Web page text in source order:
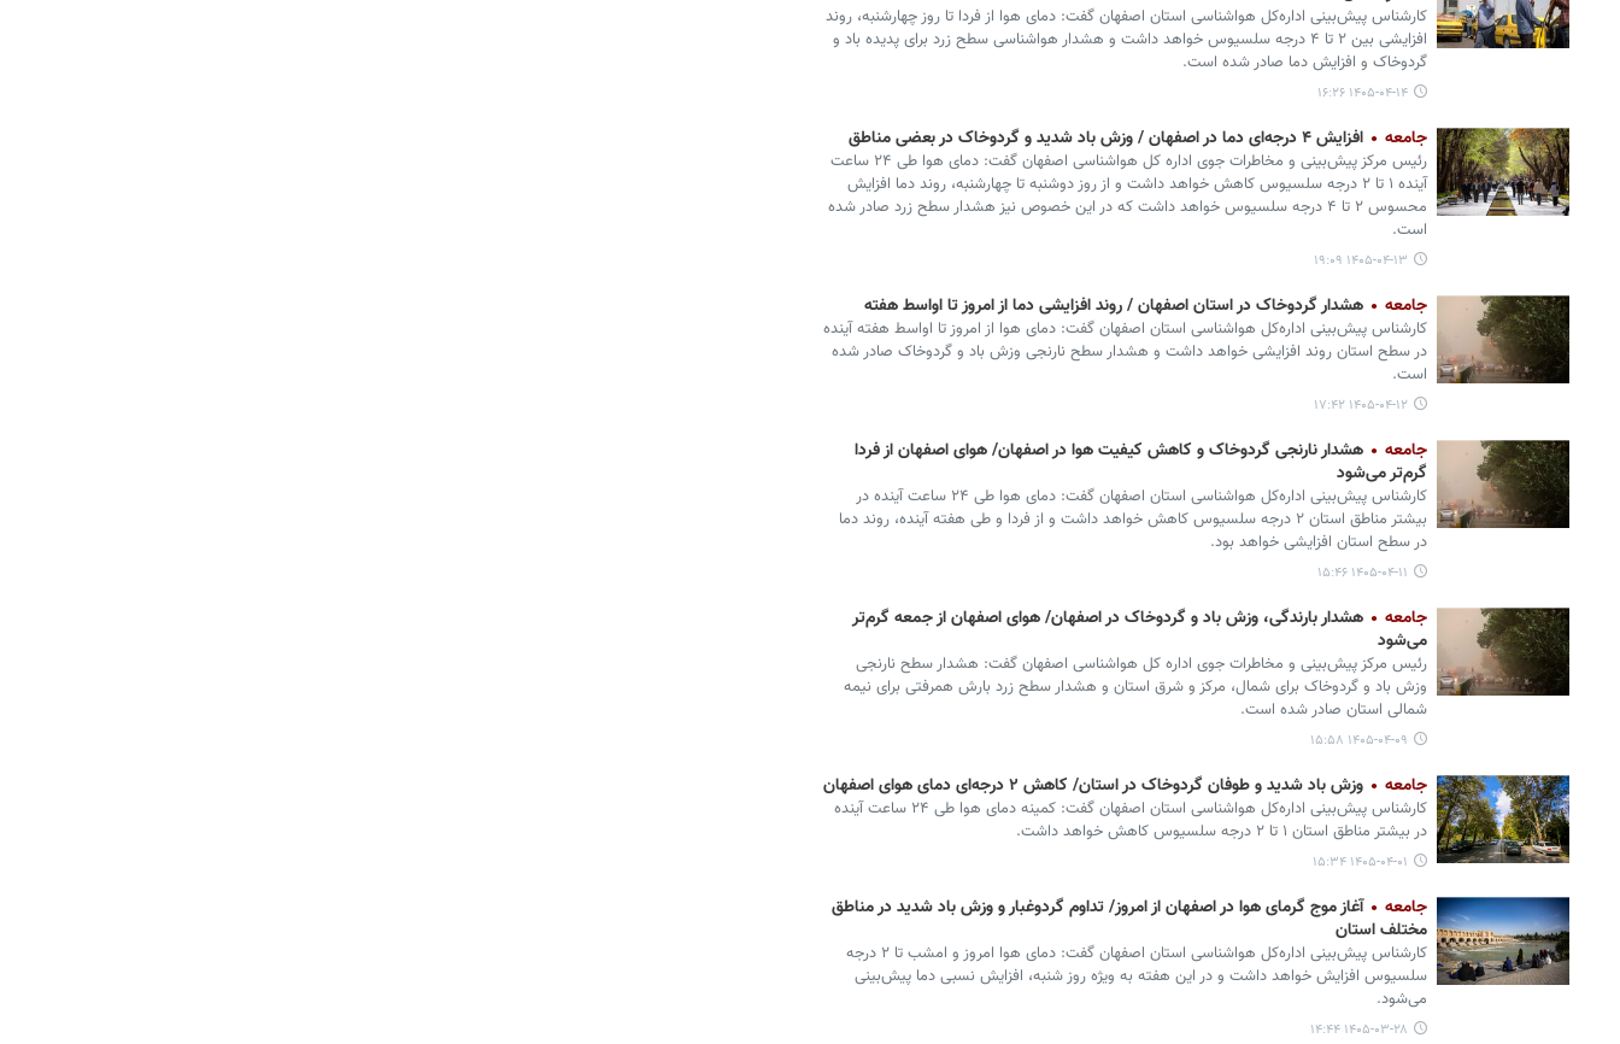
کارشناس پیش‌بینی اداره‌کل هواشناسی استان اصفهان گفت: دمای هوا از فردا تا روز چهارشنبه، روند
افزایشی بین ۲ تا ۴ درجه سلسیوس خواهد داشت و هشدار هواشناسی سطح زرد برای پدیده باد و
گردوخاک و افزایش دما صادر شده است.
۱۴۰۵-۰۴-۱۴ ۱۶:۲۶
جامعه افزایش ۴ درجه‌ای دما در اصفهان / وزش باد شدید و گردوخاک در بعضی مناطق
رئیس مرکز پیش‌بینی و مخاطرات جوی اداره کل هواشناسی اصفهان گفت: دمای هوا طی ۲۴ ساعت
آینده ۱ تا ۲ درجه سلسیوس کاهش خواهد داشت و از روز دوشنبه تا چهارشنبه، روند دما افزایش
محسوس ۲ تا ۴ درجه سلسیوس خواهد داشت که در این خصوص نیز هشدار سطح زرد صادر شده
است.
۱۴۰۵-۰۴-۱۳ ۱۹:۰۹
جامعه هشدار گردوخاک در استان اصفهان / روند افزایشی دما از امروز تا اواسط هفته
کارشناس پیش‌بینی اداره‌کل هواشناسی استان اصفهان گفت: دمای هوا از امروز تا اواسط هفته آینده
در سطح استان روند افزایشی خواهد داشت و هشدار سطح نارنجی وزش باد و گردوخاک صادر شده
است.
۱۴۰۵-۰۴-۱۲ ۱۷:۴۲
جامعه
هشدار نارنجی گردوخاک و کاهش کیفیت هوا در اصفهان/ هوای اصفهان از فردا
گرم‌تر می‌شود
کارشناس پیش‌بینی اداره‌کل هواشناسی استان اصفهان گفت: دمای هوا طی ۲۴ ساعت آینده در
بیشتر مناطق استان ۲ درجه سلسیوس کاهش خواهد داشت و از فردا و طی هفته آینده، روند دما
در سطح استان افزایشی خواهد بود.
۱۴۰۵-۰۴-۱۱ ۱۵:۴۶
جامعه
هشدار بارندگی، وزش باد و گردوخاک در اصفهان/ هوای اصفهان از جمعه گرم‌تر
می‌شود
رئیس مرکز پیش‌بینی و مخاطرات جوی اداره کل هواشناسی اصفهان گفت: هشدار سطح نارنجی
وزش باد و گردوخاک برای شمال، مرکز و شرق استان و هشدار سطح زرد بارش همرفتی برای نیمه
شمالی استان صادر شده است‌.
۱۴۰۵-۰۴-۰۹ ۱۵:۵۸
جامعه وزش باد شدید و طوفان گردوخاک در استان/ کاهش ۲ درجه‌ای دمای هوای اصفهان
کارشناس پیش‌بینی اداره‌کل هواشناسی استان اصفهان گفت: کمینه دمای هوا طی ۲۴ ساعت آینده
در بیشتر مناطق استان ۱ تا ۲ درجه سلسیوس کاهش خواهد داشت.
۱۴۰۵-۰۴-۰۱ ۱۵:۳۴
جامعه
آغاز موج گرمای هوا در اصفهان از امروز/ تداوم گردوغبار و وزش باد شدید در مناطق
مختلف استان
کارشناس پیش‌بینی اداره‌کل هواشناسی استان اصفهان گفت: دمای هوا امروز و امشب تا ۲ درجه
سلسیوس افزایش خواهد داشت و در این هفته به ویژه روز شنبه، افزایش نسبی دما پیش‌بینی
می‌شود.
۱۴۰۵-۰۳-۲۸ ۱۴:۴۴